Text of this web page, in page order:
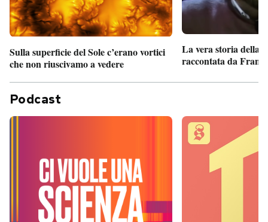
Sulla superficie del Sole c’erano vortici
che non riuscivamo a vedere
La vera storia della
raccontata da
Podcast